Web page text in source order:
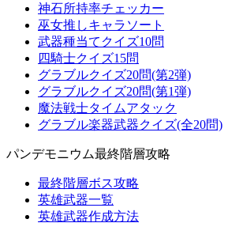
神石所持率チェッカー
巫女推しキャラソート
武器種当てクイズ10問
四騎士クイズ15問
グラブルクイズ20問(第2弾)
グラブルクイズ20問(第1弾)
魔法戦士タイムアタック
グラブル楽器武器クイズ(全20問)
パンデモニウム最終階層攻略
最終階層ボス攻略
英雄武器一覧
英雄武器作成方法